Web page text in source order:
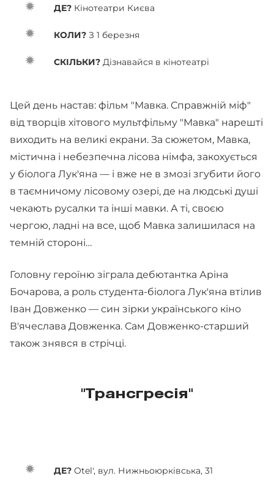
ДЕ? Кінотеатри Києва
КОЛИ? З 1 березня
СКІЛЬКИ? Дізнавайся в кінотеатрі
Цей день настав: фільм "Мавка. Справжній міф"
від творців хітового мультфільму "Мавка" нарешті
виходить на великі екрани. За сюжетом, Мавка,
містична і небезпечна лісова німфа, закохується
у біолога Лук'яна — і вже не в змозі згубити його
в таємничому лісовому озері, де на людські душі
чекають русалки та інші мавки. А ті, своєю
чергою, ладні на все, щоб Мавка залишилася на
темній стороні…
Головну героїню зіграла дебютантка Аріна
Бочарова, а роль студента-біолога Лук'яна втілив
Іван Довженко — син зірки українського кіно
В'ячеслава Довженка. Сам Довженко-старший
також знявся в стрічці.
"Трансгресія"
ДЕ? Otel', вул. Нижньоюрківська, 31